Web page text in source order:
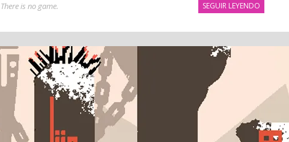
SEGUIR LEYENDO
There is no game.